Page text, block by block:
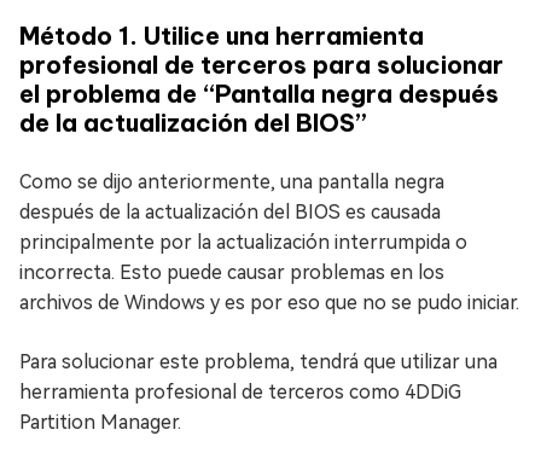
Método 1. Utilice una herramienta
profesional de terceros para solucionar
el problema de “Pantalla negra después
de la actualización del BIOS”
Como se dijo anteriormente, una pantalla negra
después de la actualización del BIOS es causada
principalmente por la actualización interrumpida o
incorrecta. Esto puede causar problemas en los
archivos de Windows y es por eso que no se pudo iniciar.
Para solucionar este problema, tendrá que utilizar una
herramienta profesional de terceros como 4DDiG
Partition Manager.